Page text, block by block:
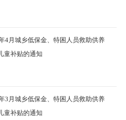
4月城乡低保金、特困人员救助供养
童补贴的通知
3月城乡低保金、特困人员救助供养
童补贴的通知